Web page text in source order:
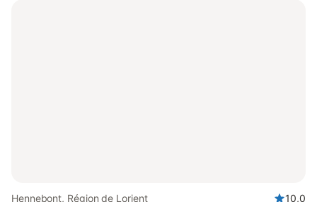
Hennebont, Région de Lorient
10,0